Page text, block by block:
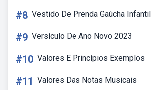
#8 Vestido De Prenda Gaúcha Infantil
#9 Versículo De Ano Novo 2023
#10 Valores E Princípios Exemplos
#11 Valores Das Notas Musicais